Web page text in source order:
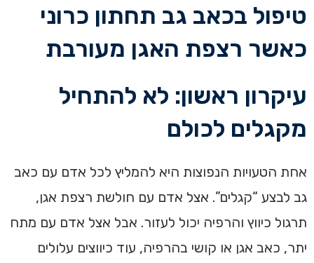
טיפול בכאב גב תחתון כרוני
כאשר רצפת האגן מעורבת
עיקרון ראשון: לא להתחיל
מקגלים לכולם
אחת הטעויות הנפוצות היא להמליץ לכל אדם עם כאב
גב לבצע “קגלים”. אצל אדם עם חולשת רצפת אגן,
תרגול כיווץ והרפיה יכול לעזור. אבל אצל אדם עם מתח
יתר, כאב אגן או קושי בהרפיה, עוד כיווצים עלולים